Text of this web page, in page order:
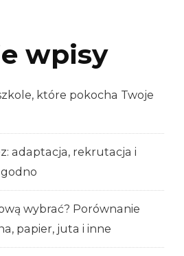
wpisy
które pokocha Twoje
adaptacja, rekrutacja i
wybrać? Porównanie
papier, juta i inne